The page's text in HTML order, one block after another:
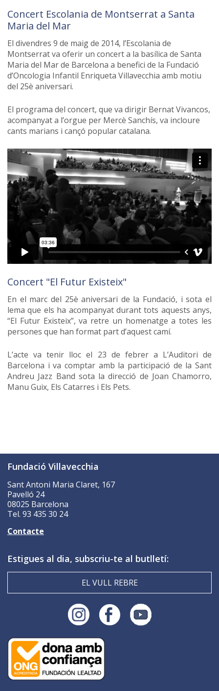
Concert Escolania de Montserrat a Santa
Maria del Mar
El divendres 9 de maig de 2014, l’Escolania de
Montserrat va oferir un concert a la basílica de Santa
Maria del Mar de Barcelona a benefici de la Fundació
d’Oncologia Infantil Enriqueta Villavecchia amb motiu
del 25è aniversari.
El programa del concert, que va dirigir Bernat Vivancos,
acompanyat a l’orgue per Mercè Sanchís, va incloure
cants marians i cançó popular catalana.
Concert "El Futur Existeix"
En el marc del 25è aniversari de la Fundació, i sota el
lema que els ha acompanyat durant tots aquests anys,
“El Futur Existeix”, va retre un homenatge a totes les
persones que han format part d’aquest camí.
L’acte va tenir lloc el 23 de febrer a L’Auditori de
Barcelona i va comptar amb la participació de la Sant
Andreu Jazz Band sota la direcció de Joan Chamorro,
Manu Guix, Els Catarres i Els Pets.
Fundació Villavecchia
Sant Antoni Maria Claret, 167
Pavelló 24
08025 Barcelona
Tel. 93 435 30 24
Contacte
Estigues al dia, subscriu-te al butlletí:
EL VULL REBRE